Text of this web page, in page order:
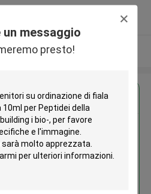
messaggio
presto!
più
prezzo per
su ordinazione di
10ml per
della sospensione del